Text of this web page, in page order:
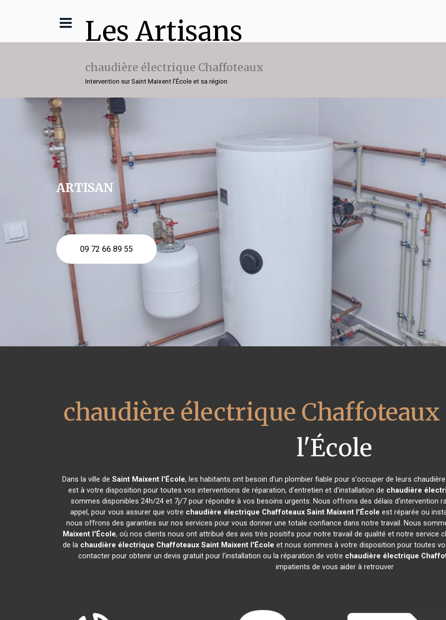
Les Artisans
chaudière électrique Chaffoteaux
Intervention sur Saint Maixent l'École et sa région
ARTISAN
chaudière électrique Chaffoteaux Saint Maixent l'École
09 72 66 89 55
chaudière électrique Chaffoteaux
l'École
Dans la ville de Saint Maixent l'École, les habitants ont besoin d'un plombier fiable pour s'occuper de leurs
est à votre disposition pour toutes vos interventions de réparation, d'entretien et d'installation de chaudière
sommes disponibles 24h/24 et 7j/7 pour répondre à vos besoins urgents. Nous offrons des délais d'intervention
appel, pour vous assurer que votre chaudière électrique Chaffoteaux Saint Maixent l'École est réparée ou
nous offrons des garanties sur nos services pour vous donner une totale confiance dans notre travail. Nous
Maixent l'École, où nos clients nous ont attribué des avis très positifs pour notre travail de qualité et notre service
de la chaudière électrique Chaffoteaux Saint Maixent l'École et nous sommes à votre disposition pour toutes
contacter pour obtenir un devis gratuit pour l'installation ou la réparation de votre chaudière électrique
impatients de vous aider à retrouver